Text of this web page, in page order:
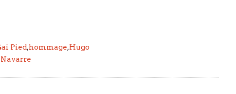
Pied,hommage,Hugo
Navarre